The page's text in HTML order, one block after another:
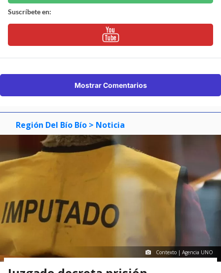
Suscríbete en:
Mostrar Comentarios
Región Del Bío Bío > Noticia
Contexto | Agencia UNO